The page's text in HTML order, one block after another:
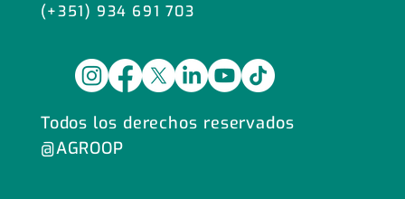
Todos los derechos reservados
@AGROOP
(+351) 934 691 703